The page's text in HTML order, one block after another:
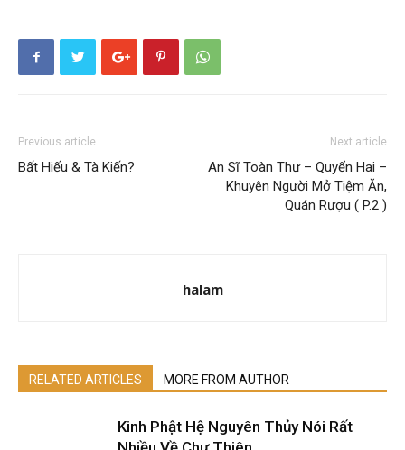
Previous article
Bất Hiếu & Tà Kiến?
Next article
An Sĩ Toàn Thư – Quyển Hai –
Khuyên Người Mở Tiệm Ăn,
Quán Rượu ( P.2 )
halam
RELATED ARTICLES MORE FROM AUTHOR
Kinh Phật Hệ Nguyên Thủy Nói Rất